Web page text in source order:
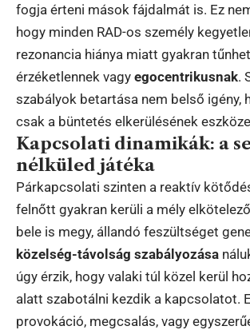
fogja érteni mások fájdalmát is. Ez
hogy minden RAD-os személy
rezonancia hiánya miatt gyakran
érzéketlennek vagy egocentrikusnak.
szabályok betartása nem belső igény,
csak a büntetés elkerülésének
Kapcsolati dinamikák: a
nélküled játéka
Párkapcsolati szinten a reaktív
felnőtt gyakran kerüli a mély
bele is megy, állandó feszültséget
közelség-távolság szabályozása
úgy érzik, hogy valaki túl közel kerül
alatt szabotálni kezdik a kapcsolatot.
provokáció, megcsalás, vagy